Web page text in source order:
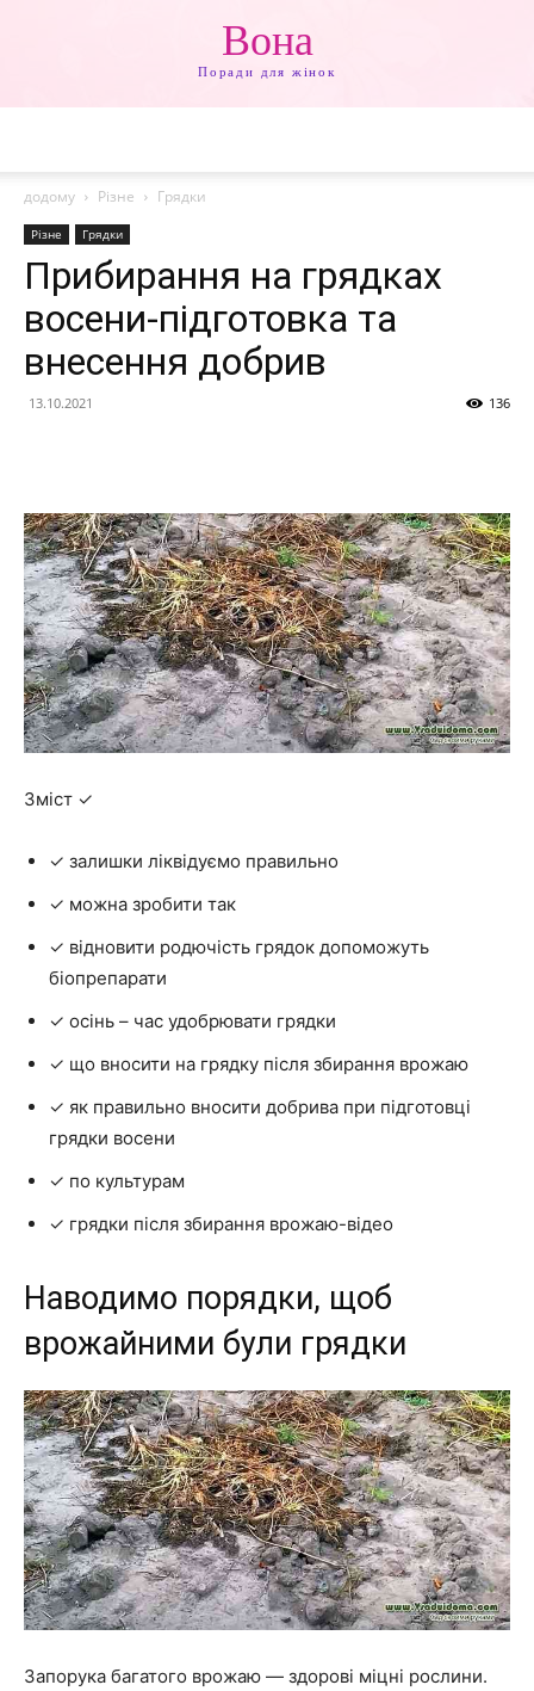
Вона
Поради для жінок
додому Різне Грядки
Різне Грядки
Прибирання на грядках
восени-підготовка та
внесення добрив
13.10.2021 136
Зміст ✓
✓ залишки ліквідуємо правильно
✓ можна зробити так
✓ відновити родючість грядок допоможуть
біопрепарати
✓ осінь – час удобрювати грядки
✓ що вносити на грядку після збирання врожаю
✓ як правильно вносити добрива при підготовці
грядки восени
✓ по культурам
✓ грядки після збирання врожаю-відео
Наводимо порядки, щоб
врожайними були грядки
Запорука багатого врожаю — здорові міцні рослини.